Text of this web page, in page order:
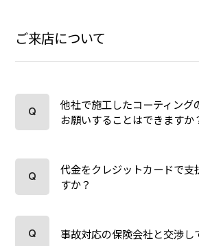
ご来店について
他社で施工したコーティング
お願いすることはできますか
代金をクレジットカードで支
すか？
事故対応の保険会社と交渉し